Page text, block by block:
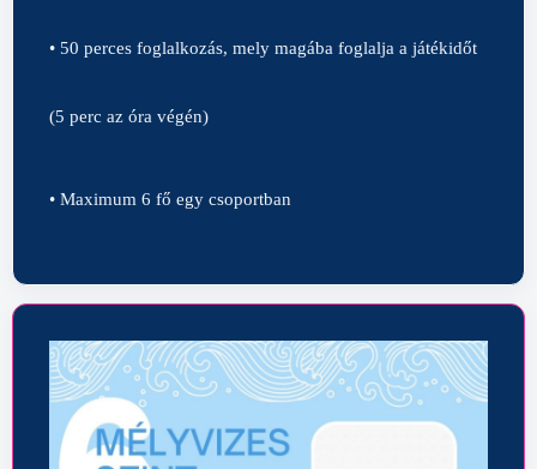
• 50 perces foglalkozás, mely magába foglalja a játékidőt
(5 perc az óra végén)
• Maximum 6 fő egy csoportban